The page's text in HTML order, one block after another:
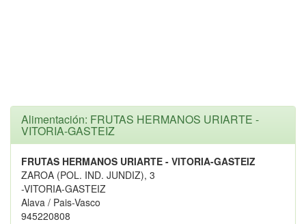
Alimentación: FRUTAS HERMANOS URIARTE -
VITORIA-GASTEIZ
FRUTAS HERMANOS URIARTE - VITORIA-GASTEIZ
ZAROA (POL. IND. JUNDIZ), 3
-VITORIA-GASTEIZ
Alava / Pais-Vasco
945220808